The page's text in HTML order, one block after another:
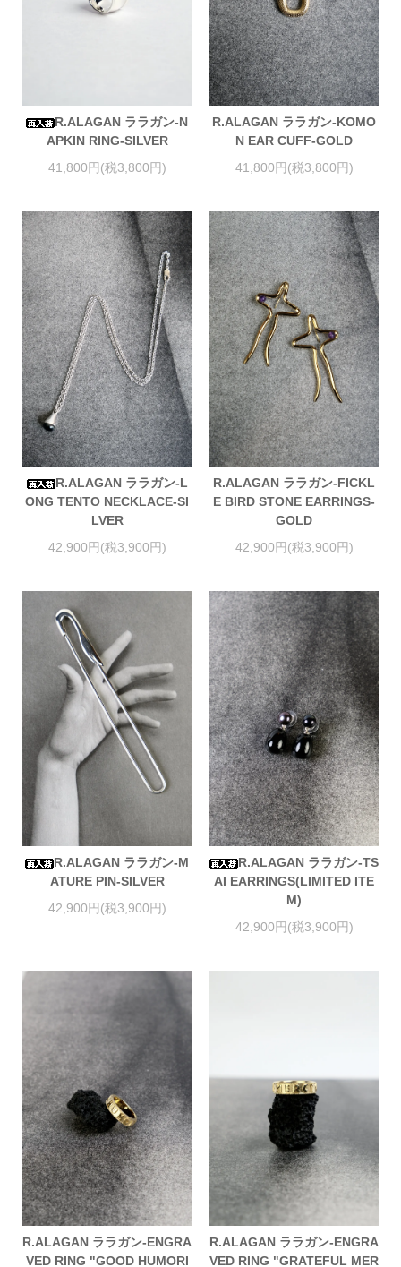
R.ALAGAN ララガン-N
APKIN RING-SILVER
41,800円(税3,800円)
R.ALAGAN ララガン-KOMO
N EAR CUFF-GOLD
41,800円(税3,800円)
R.ALAGAN ララガン-L
ONG TENTO NECKLACE-SI
LVER
42,900円(税3,900円)
R.ALAGAN ララガン-FICKL
E BIRD STONE EARRINGS-
GOLD
42,900円(税3,900円)
R.ALAGAN ララガン-M
ATURE PIN-SILVER
42,900円(税3,900円)
R.ALAGAN ララガン-TS
AI EARRINGS(LIMITED ITE
M)
42,900円(税3,900円)
R.ALAGAN ララガン-ENGRA
VED RING "GOOD HUMORI
R.ALAGAN ララガン-ENGRA
VED RING "GRATEFUL MER